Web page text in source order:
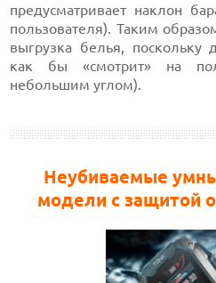
предусматривает наклон
пользователя). Таким
выгрузка белья, поскольку
как бы «смотрит» на
небольшим углом).
Неубиваемые
модели с защитой